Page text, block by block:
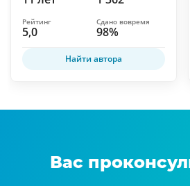
5,0
Рейтинг
98%
Сдано вовремя
Найти автора
Вас